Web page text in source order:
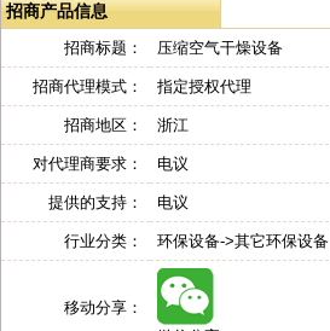
招商产品信息
招商标题： 压缩空气干燥设备
招商代理模式： 指定授权代理
招商地区： 浙江
对代理商要求： 电议
提供的支持： 电议
行业分类： 环保设备->其它环保设备
移动分享：